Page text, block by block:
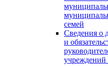
семей
Сведения о
и
учреждений